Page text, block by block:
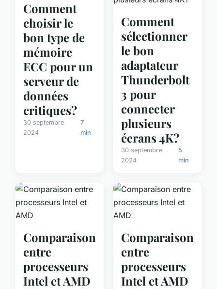
Comment
choisir le
bon type de
mémoire
ECC pour un
serveur de
données
critiques?
30 septembre
2024
7
min
Comment
sélectionner
le bon
adaptateur
Thunderbolt
3 pour
connecter
plusieurs
écrans 4K?
30 septembre
2024
5
min
Comparaison
entre
processeurs
Intel et AMD
Comparaison
entre
processeurs
Intel et AMD